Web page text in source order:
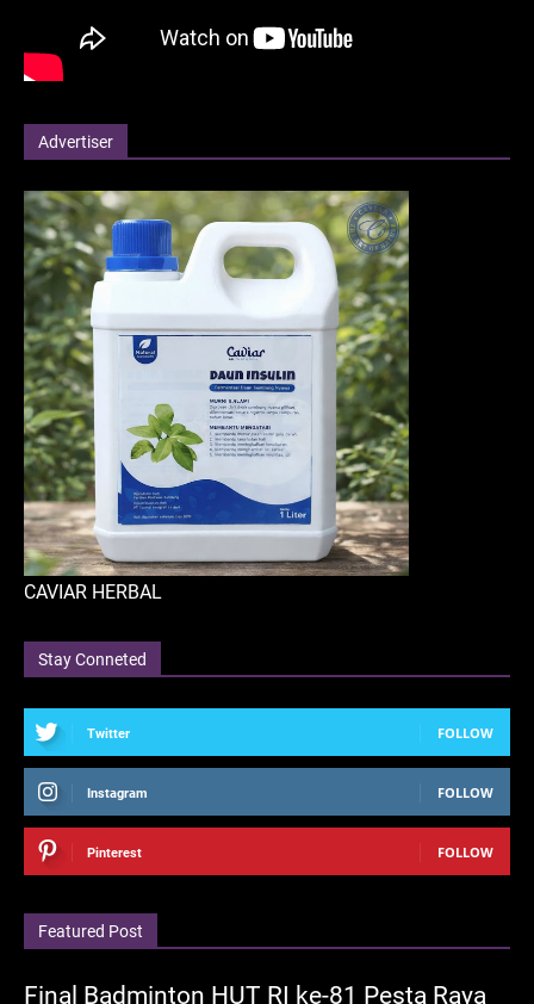
Advertiser
CAVIAR HERBAL
Stay Conneted
Twitter FOLLOW
Instagram FOLLOW
Pinterest FOLLOW
Featured Post
Final Badminton HUT RI ke-81 Pesta Raya